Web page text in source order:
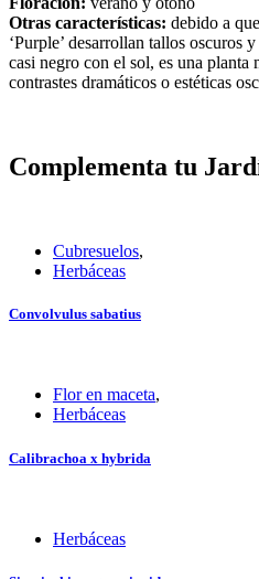
Otras características: debido a
‘Purple’ desarrollan tallos oscuros
casi negro con el sol, es una planta
contrastes dramáticos o estéticas
Complementa tu
Cubresuelos,
Herbáceas
Convolvulus sabatius
Flor en maceta,
Herbáceas
Calibrachoa x hybrida
Herbáceas